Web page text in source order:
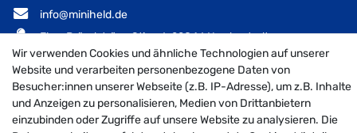
info@miniheld.de
Elsa-Brändström-Stieg 6, 22846 Norderstedt
MiniHeld B2B auf Facebook
MiniHeld B2B auf Instagram!
MiniHeld B2B auf Pintarest
Wir verwenden Cookies und ähnliche Technologien auf unserer
Website und verarbeiten personenbezogene Daten von
Besucher:innen unserer Webseite (z.B. IP-Adresse), um z.B. Inhalte
und Anzeigen zu personalisieren, Medien von Drittanbietern
einzubinden oder Zugriffe auf unsere Website zu analysieren. Die